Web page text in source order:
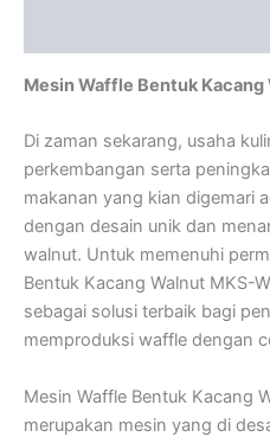
Mesin Waffle Bentuk Kacang
Di zaman sekarang, usaha
perkembangan serta
makanan yang kian digemari
dengan desain unik dan
walnut. Untuk memenuhi
Bentuk Kacang Walnut MKS-
sebagai solusi terbaik bagi
memproduksi waffle dengan
Mesin Waffle Bentuk Kacang
merupakan mesin yang di